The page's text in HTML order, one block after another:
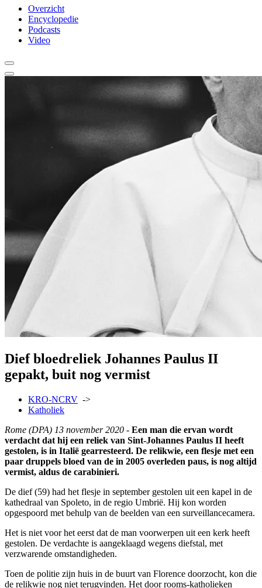
Overzicht
Encyclopedie
Podcasts
Video
Dief bloedreliek Johannes Paulus II
gepakt, buit nog vermist
KRO-NCRV ->
Katholiek
Rome (DPA) 13 november 2020 - Een man die ervan wordt
verdacht dat hij een reliek van Sint-Johannes Paulus II heeft
gestolen, is in Italië gearresteerd. De relikwie, een flesje met een
paar druppels bloed van de in 2005 overleden paus, is nog altijd
vermist, aldus de carabinieri.
De dief (59) had het flesje in september gestolen uit een kapel in de
kathedraal van Spoleto, in de regio Umbrië. Hij kon worden
opgespoord met behulp van de beelden van een surveillancecamera.
Het is niet voor het eerst dat de man voorwerpen uit een kerk heeft
gestolen. De verdachte is aangeklaagd wegens diefstal, met
verzwarende omstandigheden.
Toen de politie zijn huis in de buurt van Florence doorzocht, kon die
de relikwie nog niet terugvinden. Het door rooms-katholieken